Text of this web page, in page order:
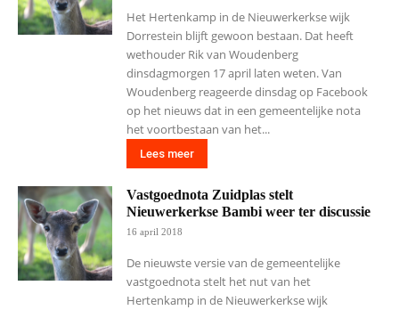
Het Hertenkamp in de Nieuwerkerkse wijk
Dorrestein blijft gewoon bestaan. Dat heeft
wethouder Rik van Woudenberg
dinsdagmorgen 17 april laten weten. Van
Woudenberg reageerde dinsdag op Facebook
op het nieuws dat in een gemeentelijke nota
het voortbestaan van het...
Lees meer
Vastgoednota Zuidplas stelt
Nieuwerkerkse Bambi weer ter discussie
16 april 2018
De nieuwste versie van de gemeentelijke
vastgoednota stelt het nut van het
Hertenkamp in de Nieuwerkerkse wijk